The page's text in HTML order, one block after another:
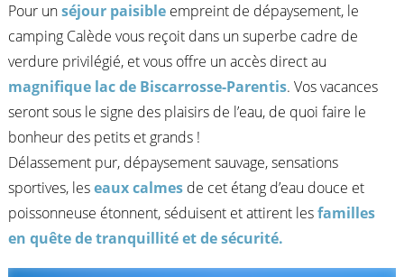
Pour unséjour paisibleempreint de dépaysement, le
camping Calède vous reçoit dans un superbe cadre de
verdure privilégié, et vous offre un accès direct au
magnifique lac de Biscarrosse-Parentis. Vos vacances
seront sous le signe des plaisirs de l’eau, de quoi faire le
bonheur des petits et grands !
Délassement pur, dépaysement sauvage, sensations
sportives, leseaux calmesde cet étang d’eau douce et
poissonneuse étonnent, séduisent et attirent lesfamilles
en quête de tranquillité et de sécurité.